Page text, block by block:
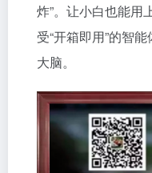
炸”。让小白也能用
受“开箱即用”的智
大脑。